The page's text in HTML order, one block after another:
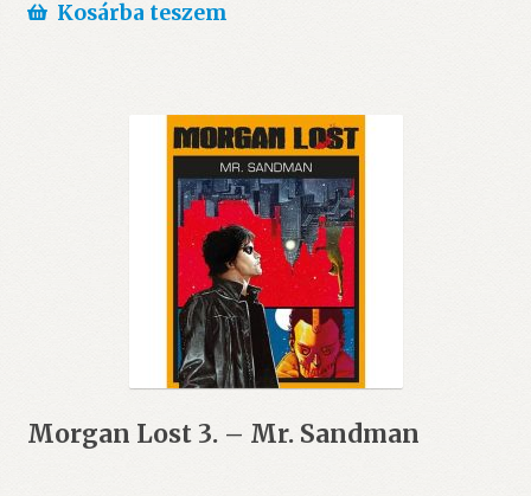
Kosárba teszem
Morgan Lost 3. – Mr. Sandman